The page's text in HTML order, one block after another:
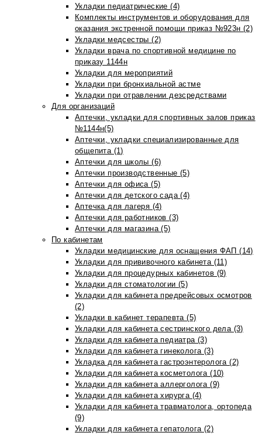
Укладки педиатрические (4)
Комплекты инструментов и оборудования для
оказания экстренной помощи приказ №923н (2)
Укладки медсестры (2)
Укладки врача по спортивной медицине по
приказу 1144н
Укладки для мероприятий
Укладки при бронхиальной астме
Укладки при отравлении дезсредствами
Для организаций
Аптечки, укладки для спортивных залов приказ
№1144н(5)
Аптечки, укладки специализированные для
общепита (1)
Аптечки для школы (6)
Аптечки производственные (5)
Аптечки для офиса (5)
Аптечки для детского сада (4)
Аптечка для лагеря (4)
Аптечки для работников (3)
Аптечки для магазина (5)
По кабинетам
Укладки медицинские для оснащения ФАП (14)
Укладки для прививочного кабинета (11)
Укладки для процедурных кабинетов (9)
Укладки для стоматологии (5)
Укладки для кабинета предрейсовых осмотров
(2)
Укладки в кабинет терапевта (5)
Укладки для кабинета сестринского дела (3)
Укладки для кабинета педиатра (3)
Укладки для кабинета гинеколога (3)
Укладка для кабинета гастроэнтеролога (2)
Укладки для кабинета косметолога (10)
Укладки для кабинета аллерголога (9)
Укладки для кабинета хирурга (4)
Укладки для кабинета травматолога, ортопеда
(9)
Укладки для кабинета гепатолога (2)